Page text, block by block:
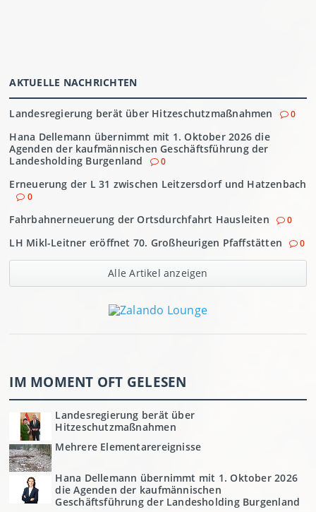
AKTUELLE NACHRICHTEN
Landesregierung berät über Hitzeschutzmaßnahmen 0
Hana Dellemann übernimmt mit 1. Oktober 2026 die
Agenden der kaufmännischen Geschäftsführung der
Landesholding Burgenland
0
Erneuerung der L 31 zwischen Leitzersdorf und Hatzenbach
0
Fahrbahnerneuerung der Ortsdurchfahrt Hausleiten 0
LH Mikl-Leitner eröffnet 70. Großheurigen Pfaffstätten 0
Alle Artikel anzeigen
IM MOMENT OFT GELESEN
Landesregierung berät über
Hitzeschutzmaßnahmen
Mehrere Elementarereignisse
Hana Dellemann übernimmt mit 1. Oktober 2026
die Agenden der kaufmännischen
Geschäftsführung der Landesholding Burgenland